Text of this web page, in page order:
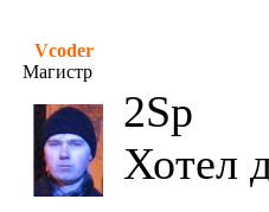
Vcoder
Магистр
2Sp
Хотел